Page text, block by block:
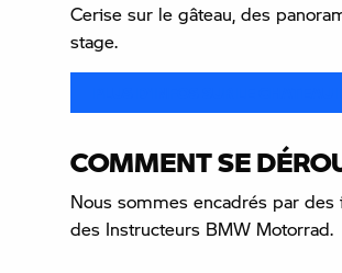
Cerise sur le gâteau, des
stage.
COMMENT SE
Nous sommes encadrés par
des Instructeurs BMW Motorrad.